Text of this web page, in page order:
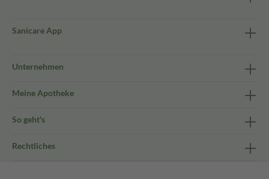
Sanicare App
Unternehmen
Meine Apotheke
So geht's
Rechtliches